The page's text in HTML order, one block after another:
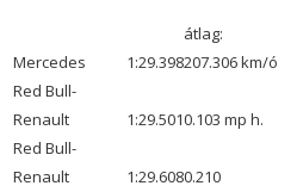
Mercedes 1:29.398
átlag:
207.306 km/ó
Red Bull-
Renault
1:29.5010.103 mp h.
Red Bull-
Renault
1:29.6080.210